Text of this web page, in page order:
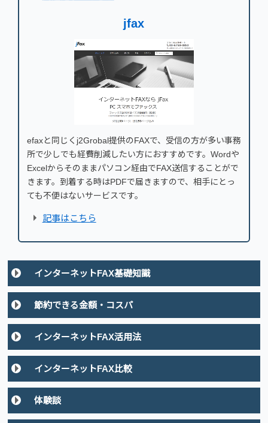
jfax
efaxと同じくj2Grobal提供のFAXで、受信の方が多い事務
所で少しでも経費削減したい方におすすめです。Wordや
Excelからそのままパソコン経由でFAX送信することがで
きます。到着する時はPDFで届きますので、相手にとっ
ても不便はないサービスです。
記事はこちら
インターネットFAX基礎知識
節約できる金額・コスパ
インターネットFAX活用法
インターネットFAX比較
体験談